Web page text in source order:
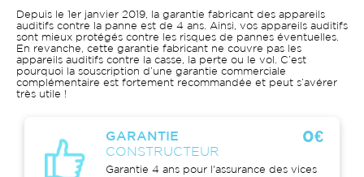
Depuis le 1er janvier 2019, la garantie fabricant des appareils
auditifs contre la panne est de 4 ans. Ainsi, vos appareils auditifs
sont mieux protégés contre les risques de pannes éventuelles.
En revanche, cette garantie fabricant ne couvre pas les
appareils auditifs contre la casse, la perte ou le vol. C’est
pourquoi la souscription d’une garantie commerciale
complémentaire est fortement recommandée et peut s’avérer
très utile !
GARANTIE
CONSTRUCTEUR
0€
Garantie 4 ans pour l'assurance des vices